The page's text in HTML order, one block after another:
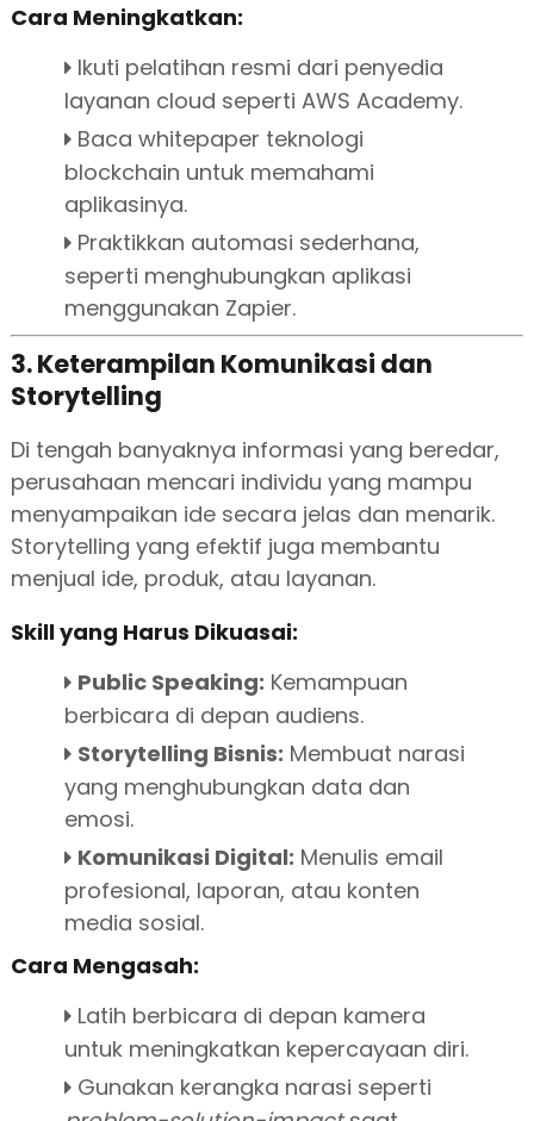
Cara Meningkatkan:
Ikuti pelatihan resmi dari penyedia
layanan cloud seperti AWS Academy.
Baca whitepaper teknologi
blockchain untuk memahami
aplikasinya.
Praktikkan automasi sederhana,
seperti menghubungkan aplikasi
menggunakan Zapier.
3. Keterampilan Komunikasi dan
Storytelling
Di tengah banyaknya informasi yang beredar,
perusahaan mencari individu yang mampu
menyampaikan ide secara jelas dan menarik.
Storytelling yang efektif juga membantu
menjual ide, produk, atau layanan.
Skill yang Harus Dikuasai:
Public Speaking: Kemampuan
berbicara di depan audiens.
Storytelling Bisnis: Membuat narasi
yang menghubungkan data dan
emosi.
Komunikasi Digital: Menulis email
profesional, laporan, atau konten
media sosial.
Cara Mengasah:
Latih berbicara di depan kamera
untuk meningkatkan kepercayaan diri.
Gunakan kerangka narasi seperti